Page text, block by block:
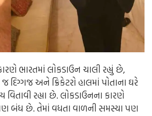
ભારતમાં લોકડાઉન ચાલી રહ્યું છે,
દિગ્ગજ અને ક્રિકેટરો હાલમાં પોતાના ઘરે
વિતાવી રહ્યા છે. લોકડાઉનના કારણે
બંધ છે. તેમાં વધતા વાળની સમસ્યા પણ